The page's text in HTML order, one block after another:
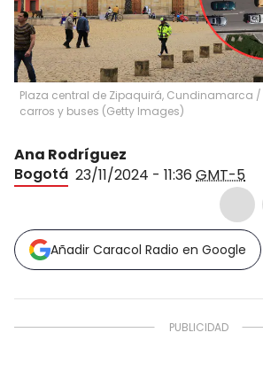
Plaza central de Zipaquirá, Cundinamarca
carros y buses (Getty Images)
Ana Rodríguez
Bogotá 23/11/2024 - 11:36 GMT-5
Añadir Caracol Radio en Google